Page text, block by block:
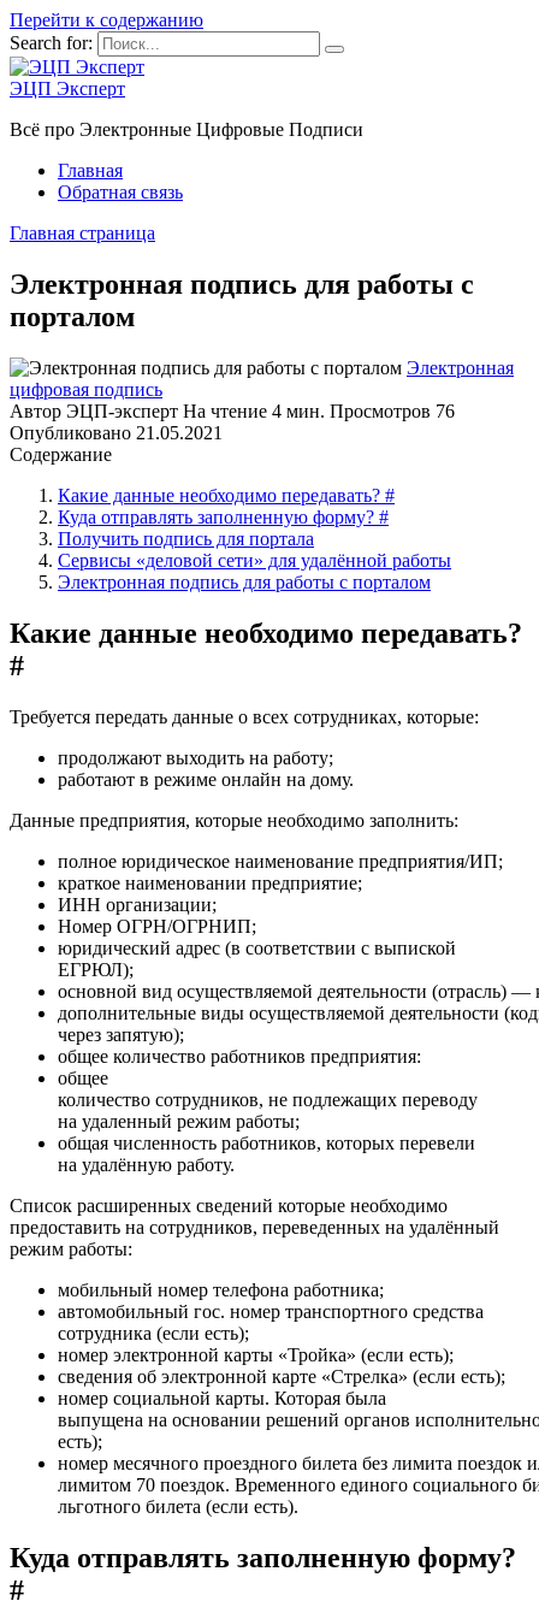
Перейти к содержанию
Search for:
ЭЦП Эксперт
Всё про Электронные Цифровые Подписи
Главная
Обратная связь
Главная страница
Электронная подпись для работы с
порталом
Электронная
цифровая подпись
Автор ЭЦП-эксперт На чтение 4 мин. Просмотров 76
Опубликовано 21.05.2021
Содержание
Какие данные необходимо передавать? #
Куда отправлять заполненную форму? #
Получить подпись для портала
Сервисы «деловой сети» для удалённой работы
Электронная подпись для работы с порталом
Какие данные необходимо передавать?
#
Требуется передать данные о всех сотрудниках, которые:
продолжают выходить на работу;
работают в режиме онлайн на дому.
Данные предприятия, которые необходимо заполнить:
полное юридическое наименование предприятия/ИП;
краткое наименовании предприятие;
ИНН организации;
Номер ОГРН/ОГРНИП;
юридический адрес (в соответствии с выпиской
ЕГРЮЛ);
основной вид осуществляемой деятельности (отрасль)
дополнительные виды осуществляемой деятельности
через запятую);
общее количество работников предприятия:
общее
количество сотрудников, не подлежащих переводу
на удаленный режим работы;
общая численность работников, которых перевели
на удалённую работу.
Список расширенных сведений которые необходимо
предоставить на сотрудников, переведенных на удалённый
режим работы:
мобильный номер телефона работника;
автомобильный гос. номер транспортного средства
сотрудника (если есть);
номер электронной карты «Тройка» (если есть);
сведения об электронной карте «Стрелка» (если есть);
номер социальной карты. Которая была
выпущена на основании решений органов
есть);
номер месячного проездного билета без лимита поездок
лимитом 70 поездок. Временного единого социального
льготного билета (если есть).
Куда отправлять заполненную форму?
#